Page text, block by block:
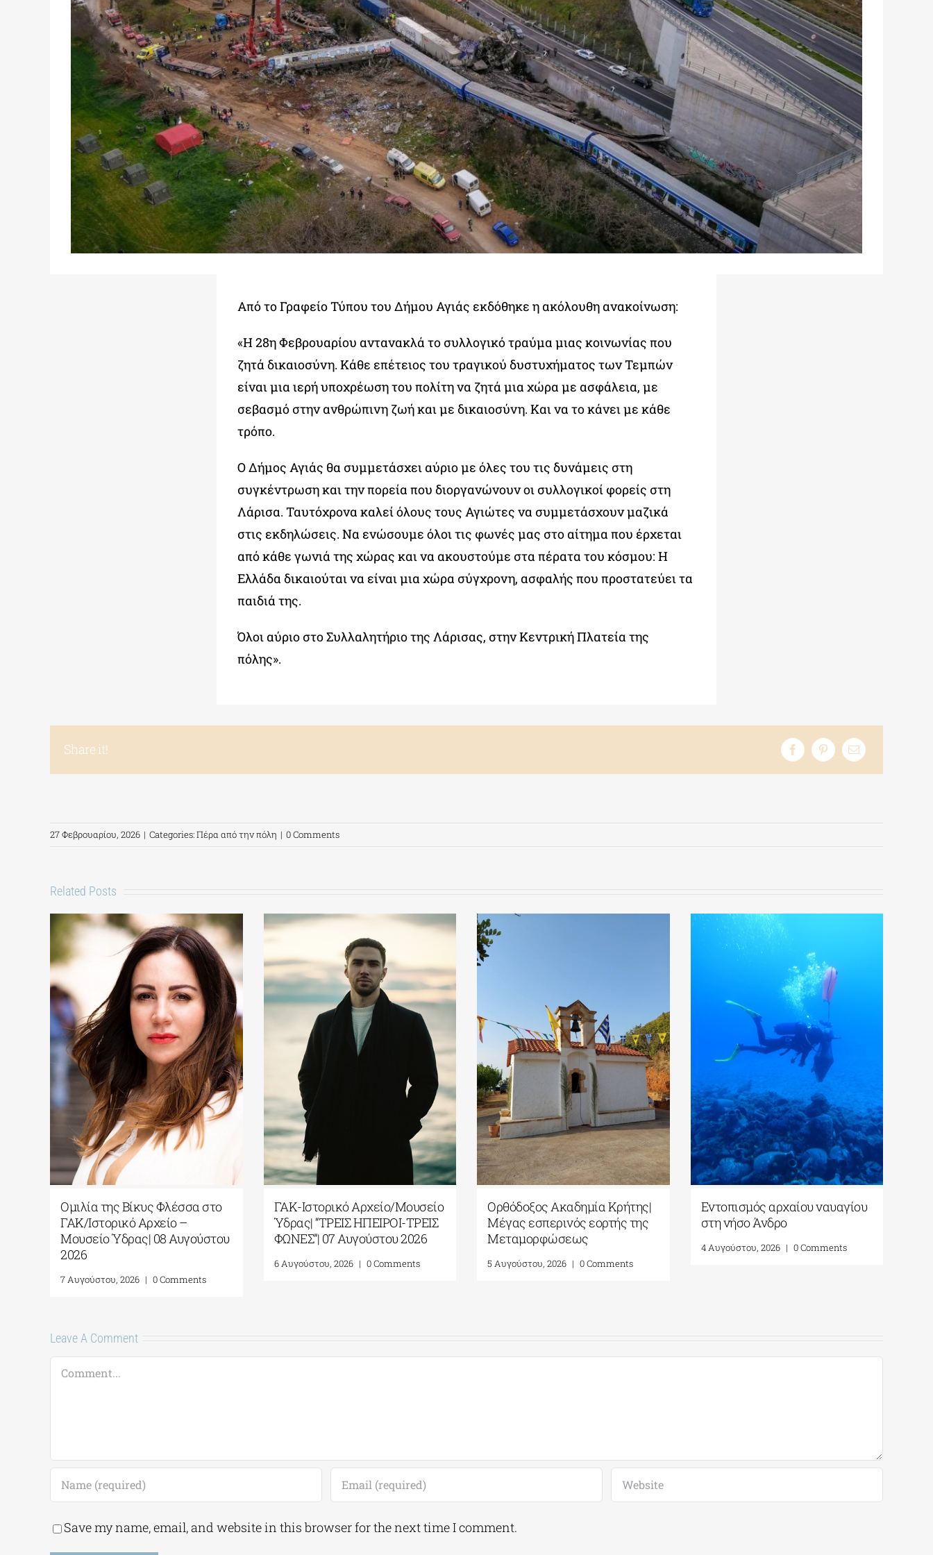
Από το Γραφείο Τύπου του Δήμου Αγιάς εκδόθηκε η ακόλουθη ανακοίνωση:
«Η 28ηΦεβρουαρίου αντανακλά το συλλογικό τραύμα μιας κοινωνίας που
ζητά δικαιοσύνη. Κάθε επέτειος του τραγικού δυστυχήματος των Τεμπών
είναι μια ιερή υποχρέωση του πολίτη να ζητά μια χώρα με ασφάλεια, με
σεβασμό στην ανθρώπινη ζωή και με δικαιοσύνη. Και να το κάνει με κάθε
τρόπο.
Ο Δήμος Αγιάς θα συμμετάσχει αύριο με όλες του τις δυνάμεις στη
συγκέντρωση και την πορεία που διοργανώνουν οι συλλογικοί φορείς στη
Λάρισα. Ταυτόχρονα καλεί όλους τους Αγιώτες να συμμετάσχουν μαζικά
στις εκδηλώσεις. Να ενώσουμε όλοι τις φωνές μας στο αίτημα που έρχεται
από κάθε γωνιά της χώρας και να ακουστούμε στα πέρατα του κόσμου: Η
Ελλάδα δικαιούται να είναι μια χώρα σύγχρονη, ασφαλής που προστατεύει τα
παιδιά της.
Όλοι αύριο στο Συλλαλητήριο της Λάρισας, στην Κεντρική Πλατεία της
πόλης».
Share it!
27 Φεβρουαρίου, 2026 | Categories:Πέρα από την πόλη | 0 Comments
Related Posts
Εντοπισμός αρχαίου ναυαγίου
στη νήσο Άνδρο
4 Αυγούστου, 2026 | 0 Comments
Ομιλία της Βίκυς Φλέσσα στο
ΓΑΚ/Ιστορικό Αρχείο –
Μουσείο Ύδρας| 08 Αυγούστου
ΓΑΚ-Ιστορικό Αρχείο/Μουσείο
Ύδρας| “ΤΡΕΙΣ ΗΠΕΙΡΟΙ-ΤΡΕΙΣ
ΦΩΝΕΣ”| 07 Αυγούστου 2026
6 Αυγούστου, 2026 | 0 Comments
Ορθόδοξος Ακαδημία Κρήτης|
Μέγας εσπερινός εορτής της
Leave A Comment
Comment
Save my name, email, and website in this browser for the next time I comment.